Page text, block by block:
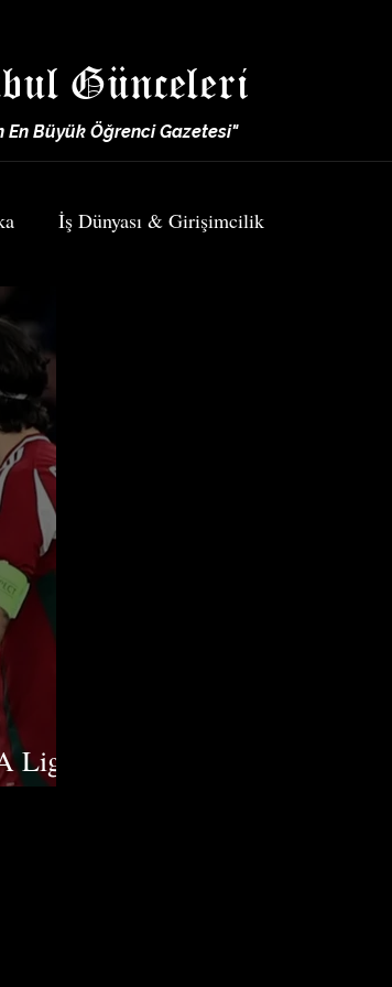
Günceleri
En Büyük Öğrenci Gazetesi"
İş Dünyası & Girişimcilik
Ligi